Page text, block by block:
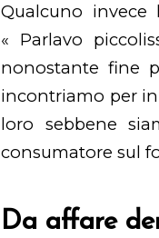
Qualcuno
« Parlavo
nonostante fine
incontriamo per
loro sebbene
consumatore sul
Da affare